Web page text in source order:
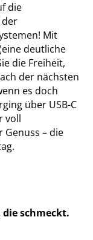
die
der
Mit
deutliche
die Freiheit,
der nächsten
es doch
über USB-C
voll
– die
schmeckt.